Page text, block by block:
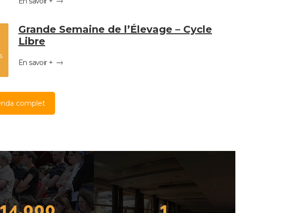
Grande Semaine de l’Élevage – Cycle
Libre
En savoir +
complet